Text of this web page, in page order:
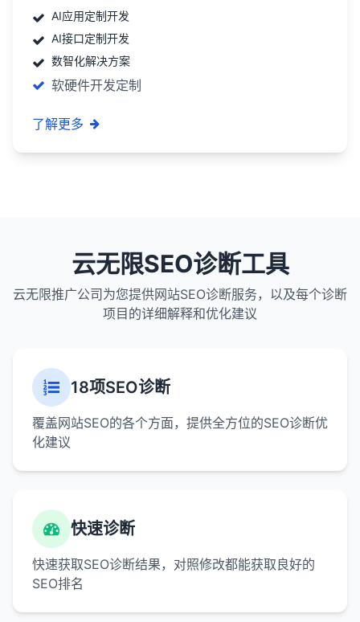
AI应用定制开发
AI接口定制开发
数智化解决方案
软硬件开发定制
了解更多
云无限SEO诊断工具
云无限推广公司为您提供网站SEO诊断服务，以及每个诊断
项目的详细解释和优化建议
18项SEO诊断
覆盖网站SEO的各个方面，提供全方位的SEO诊断优
化建议
快速诊断
快速获取SEO诊断结果，对照修改都能获取良好的
SEO排名